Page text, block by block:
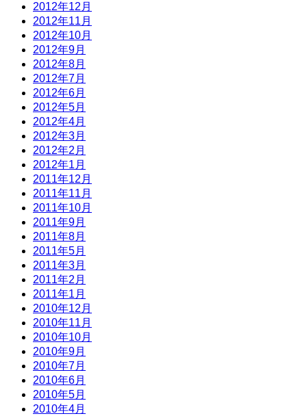
2012年12月
2012年11月
2012年10月
2012年9月
2012年8月
2012年7月
2012年6月
2012年5月
2012年4月
2012年3月
2012年2月
2012年1月
2011年12月
2011年11月
2011年10月
2011年9月
2011年8月
2011年5月
2011年3月
2011年2月
2011年1月
2010年12月
2010年11月
2010年10月
2010年9月
2010年7月
2010年6月
2010年5月
2010年4月